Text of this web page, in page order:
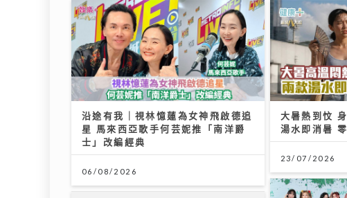
沿途有我｜視林憶蓮為女神飛啟德追
星 馬來西亞歌手何芸妮推「南洋爵
士」改編經典
06/08/2026
大暑熱到忟
湯水即消暑
23/07/2026